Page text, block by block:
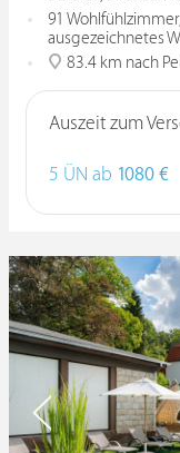
91
ausgezeichnetes
83.4 km nach
Auszeit zum
5 ÜN ab 1080 €